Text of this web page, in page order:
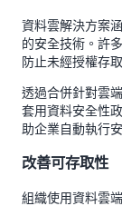
資料雲解決方案
的安全技術。許
防止未經授權存
透過合併針對雲
套用資料安全性
助企業自動執行
改善可存取性
組織使用資料雲